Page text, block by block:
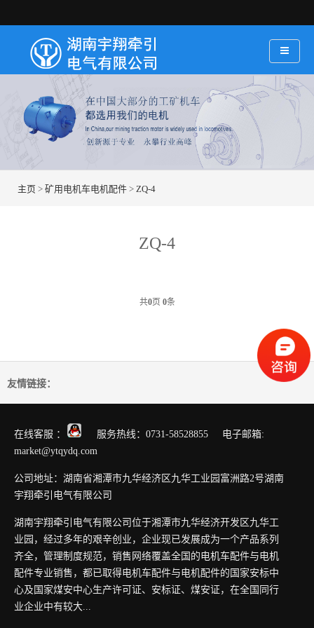
主页 > 矿用电机车电机配件 > ZQ-4
ZQ-4
共0页 0条
友情链接：
在线客服 ：
服务热线：0731-58528855 电子邮箱:
market@ytqydq.com
公司地址：湖南省湘潭市九华经济区九华工业园富洲路2号湖南
宇翔牵引电气有限公司
湖南宇翔牵引电气有限公司位于湘潭市九华经济开发区九华工
业园，经过多年的艰辛创业，企业现已发展成为一个产品系列
齐全，管理制度规范，销售网络覆盖全国的电机车配件与电机
配件专业销售，都已取得电机车配件与电机配件的国家安标中
心及国家煤安中心生产许可证、安标证、煤安证，在全国同行
业企业中有较大...